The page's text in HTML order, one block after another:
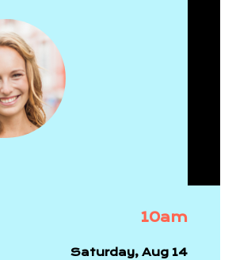
10am
Saturday, Aug 14